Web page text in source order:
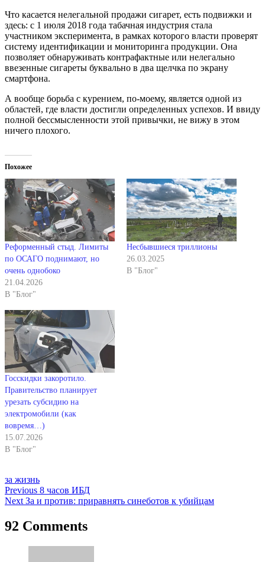
Что касается нелегальной продажи сигарет, есть подвижки и
здесь: с 1 июля 2018 года табачная индустрия стала
участником эксперимента, в рамках которого власти проверят
систему идентификации и мониторинга продукции. Она
позволяет обнаруживать контрафактные или нелегально
ввезенные сигареты буквально в два щелчка по экрану
смартфона.
А вообще борьба с курением, по-моему, является одной из
областей, где власти достигли определенных успехов. И ввиду
полной бессмысленности этой привычки, не вижу в этом
ничего плохого.
Похожее
Реформенный стыд. Лимиты
по ОСАГО поднимают, но
очень однобоко
21.04.2026
В "Блог"
Несбывшиеся триллионы
26.03.2025
В "Блог"
Госскидки закоротило.
Правительство планирует
урезать субсидию на
электромобили (как
вовремя…)
15.07.2026
В "Блог"
за жизнь
Навигация
по
записям
Previous 8 часов ИБД
Next За и против: приравнять синеботов к убийцам
92 Comments